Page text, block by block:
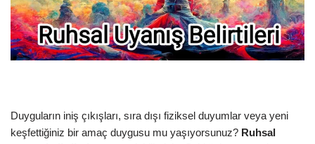
Duyguların iniş çıkışları, sıra dışı fiziksel duyumlar veya yeni
keşfettiğiniz bir amaç duygusu mu yaşıyorsunuz? Ruhsal